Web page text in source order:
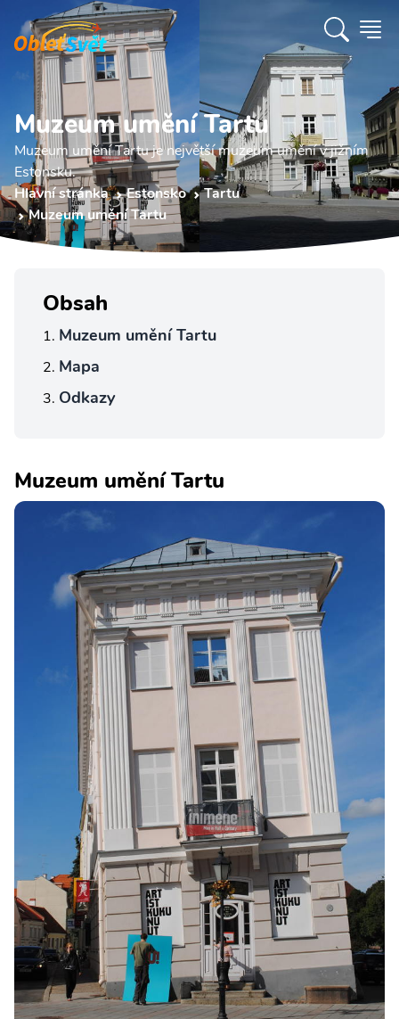
Muzeum umění Tartu
Muzeum umění Tartu je největší muzeum umění v jižním
Estonsku.
Hlavní stránka
Estonsko
Tartu
Muzeum umění Tartu
Obsah
Muzeum umění Tartu
Mapa
Odkazy
Muzeum umění Tartu